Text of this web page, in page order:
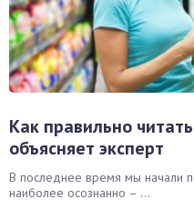
Как правильно
объясняет эксперт
В последнее время мы начали
наиболее осознанно – ...
система
система